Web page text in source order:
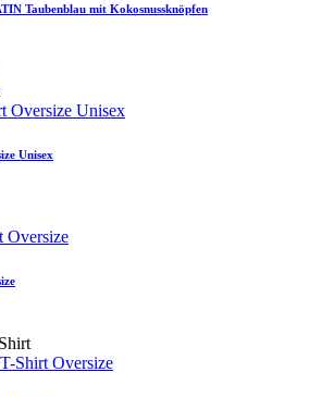
Taubenblau mit Kokosnussknöpfen
Unisex